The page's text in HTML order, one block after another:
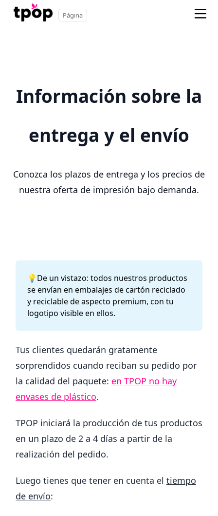
Página
Información sobre la
entrega y el envío
Conozca los plazos de entrega y los precios de
nuestra oferta de impresión bajo demanda.
💡De un vistazo: todos nuestros productos
se envían en embalajes de cartón reciclado
y reciclable de aspecto premium, con tu
logotipo visible en ellos.
Tus clientes quedarán gratamente
sorprendidos cuando reciban su pedido por
la calidad del paquete: en TPOP no hay
envases de plástico.
TPOP iniciará la producción de tus productos
en un plazo de 2 a 4 días a partir de la
realización del pedido.
Luego tienes que tener en cuenta el tiempo
de envío: